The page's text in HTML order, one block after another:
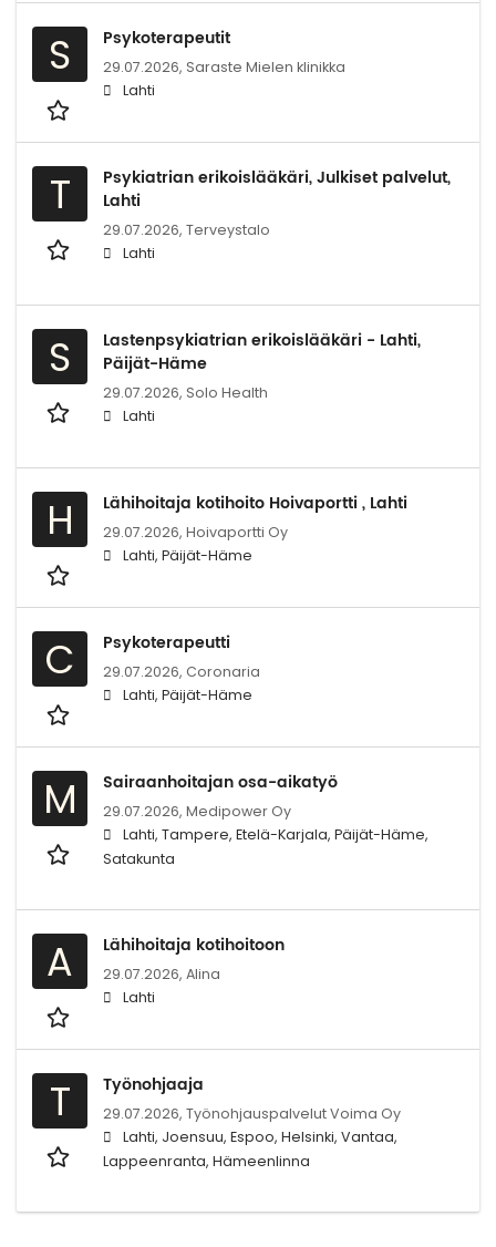
S Psykoterapeutit
29.07.2026, Saraste Mielen klinikka
Lahti
T
Psykiatrian erikoislääkäri, Julkiset palvelut,
Lahti
29.07.2026, Terveystalo
Lahti
S
Lastenpsykiatrian erikoislääkäri - Lahti,
Päijät-Häme
29.07.2026, Solo Health
Lahti
H Lähihoitaja kotihoito Hoivaportti , Lahti
29.07.2026, Hoivaportti Oy
Lahti, Päijät-Häme
C Psykoterapeutti
29.07.2026, Coronaria
Lahti, Päijät-Häme
M Sairaanhoitajan osa-aikatyö
29.07.2026, Medipower Oy
Lahti, Tampere, Etelä-Karjala, Päijät-Häme,
Satakunta
A Lähihoitaja kotihoitoon
29.07.2026, Alina
Lahti
T Työnohjaaja
29.07.2026, Työnohjauspalvelut Voima Oy
Lahti, Joensuu, Espoo, Helsinki, Vantaa,
Lappeenranta, Hämeenlinna